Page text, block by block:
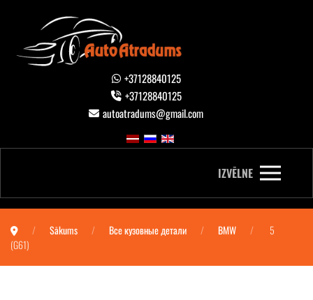
+37128840125
+37128840125
autoatradums@gmail.com
IZVĒLNE
Sākums Все кузовные детали BMW
5
(G61)